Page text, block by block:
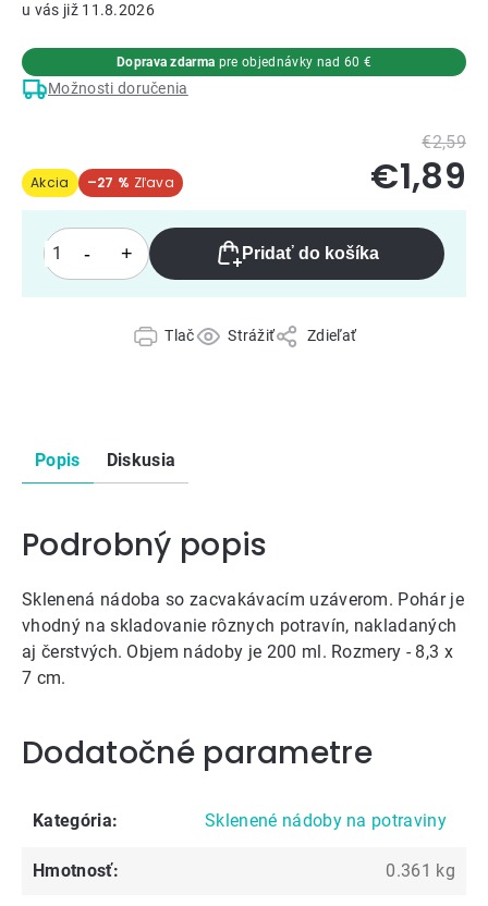
Pridať do košíka
Tlač Strážiť Zdieľať
11.8.2026
Možnosti doručenia
Doprava zdarma pre objednávky nad 60 €
Akcia –27 %
€2,59
€1,89
Popis Diskusia
Podrobný popis
Sklenená nádoba so zacvakávacím uzáverom. Pohár je
vhodný na skladovanie rôznych potravín, nakladaných
aj čerstvých. Objem nádoby je 200 ml. Rozmery - 8,3 x
7 cm.
Dodatočné parametre
Kategória: Sklenené nádoby na potraviny
Hmotnosť: 0.361 kg